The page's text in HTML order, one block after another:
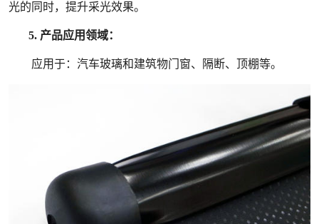
光的同时，提升采光效果。
5. 产品应用领域：
应用于：汽车玻璃和建筑物门窗、隔断、顶棚等。